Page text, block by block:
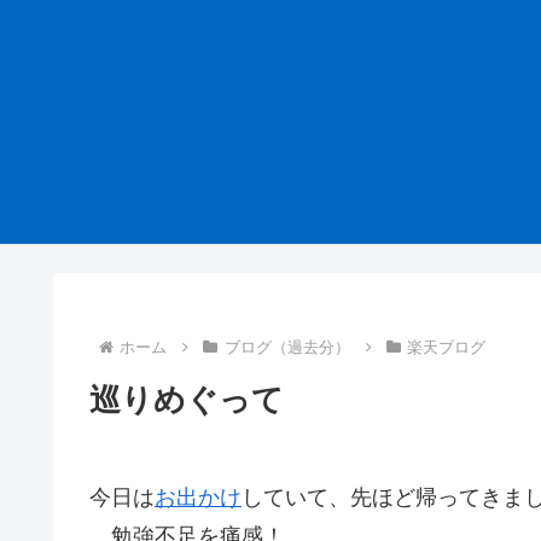
ホーム ブログ（過去分） 楽天ブログ
巡りめぐって
今日はお出かけ していて、先ほど帰ってきま
勉強不足を痛感！